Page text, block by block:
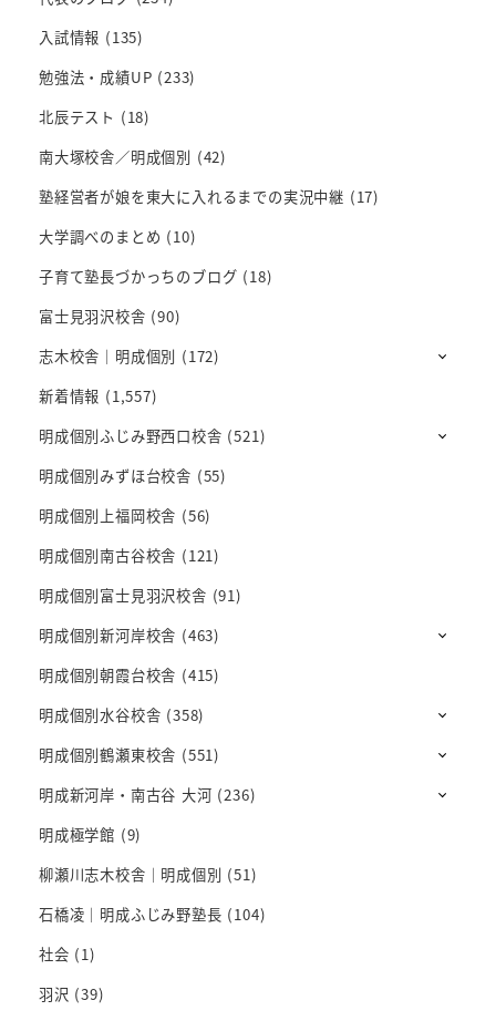
入試情報 (135)
勉強法・成績UP (233)
北辰テスト (18)
南大塚校舎／明成個別 (42)
塾経営者が娘を東大に入れるまでの実況中継 (17)
大学調べのまとめ (10)
子育て塾長づかっちのブログ (18)
富士見羽沢校舎 (90)
志木校舎｜明成個別 (172)
新着情報 (1,557)
明成個別ふじみ野西口校舎 (521)
明成個別みずほ台校舎 (55)
明成個別上福岡校舎 (56)
明成個別南古谷校舎 (121)
明成個別富士見羽沢校舎 (91)
明成個別新河岸校舎 (463)
明成個別朝霞台校舎 (415)
明成個別水谷校舎 (358)
明成個別鶴瀬東校舎 (551)
明成新河岸・南古谷 大河 (236)
明成極学館 (9)
柳瀬川志木校舎｜明成個別 (51)
石橋凌｜明成ふじみ野塾長 (104)
社会 (1)
羽沢 (39)